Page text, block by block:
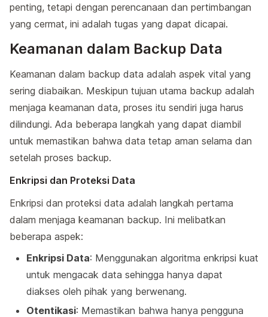
penting, tetapi dengan perencanaan dan pertimbangan
yang cermat, ini adalah tugas yang dapat dicapai.
Keamanan dalam Backup Data
Keamanan dalam backup data adalah aspek vital yang
sering diabaikan. Meskipun tujuan utama backup adalah
menjaga keamanan data, proses itu sendiri juga harus
dilindungi. Ada beberapa langkah yang dapat diambil
untuk memastikan bahwa data tetap aman selama dan
setelah proses backup.
Enkripsi dan Proteksi Data
Enkripsi dan proteksi data adalah langkah pertama
dalam menjaga keamanan backup. Ini melibatkan
beberapa aspek:
Enkripsi Data: Menggunakan algoritma enkripsi kuat
untuk mengacak data sehingga hanya dapat
diakses oleh pihak yang berwenang.
Otentikasi: Memastikan bahwa hanya pengguna